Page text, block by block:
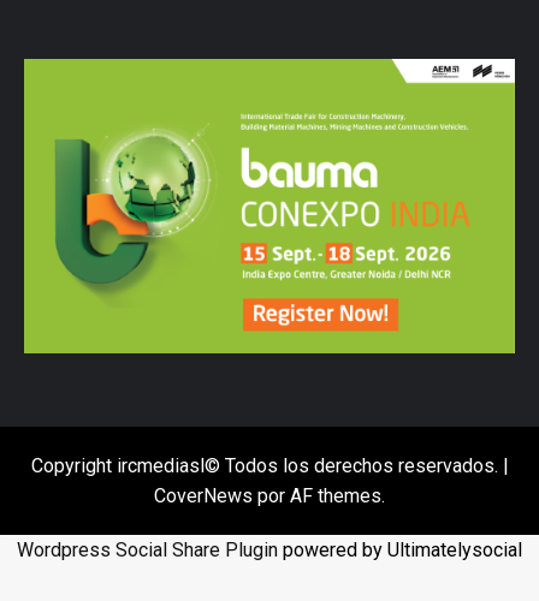
Copyright ircmediasl© Todos los derechos reservados. |
CoverNews por AF themes.
Wordpress Social Share Plugin powered by Ultimatelysocial